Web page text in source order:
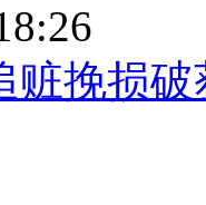
赃挽损